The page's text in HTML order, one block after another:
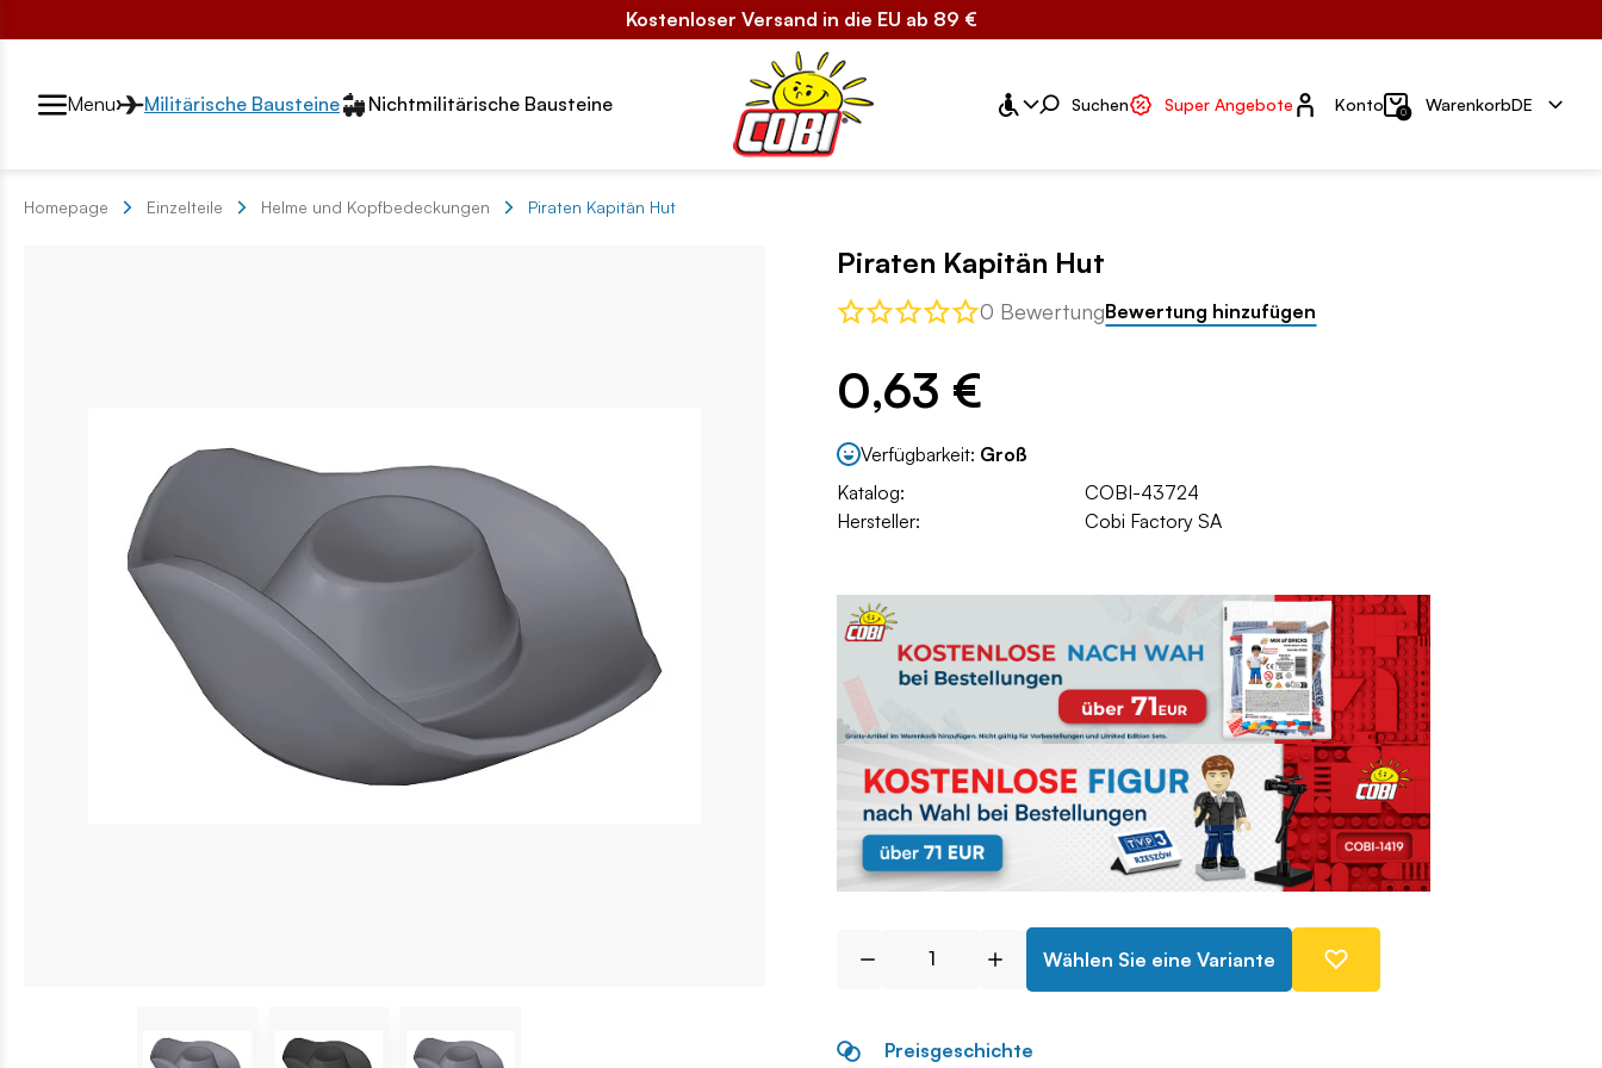
Kostenloser Versand in die EU ab 89 €
Przełącznik segmentów2
Menu Militärische Bausteine Nichtmilitärische Bausteine Suchen Super Angebote Konto
Konto 0 WarenkorbDE
Homepage Einzelteile Helme und Kopfbedeckungen Piraten Kapitän Hut
Piraten Kapitän Hut
0 BewertungBewertung hinzufügen
0,63 €
Verfügbarkeit: Groß
Katalog:
COBI-43724
Hersteller:
Cobi Factory SA
Wählen Sie eine Variante
Preisgeschichte